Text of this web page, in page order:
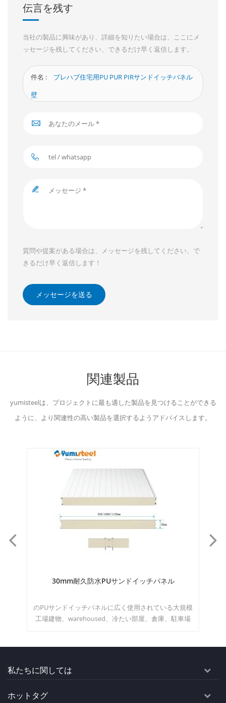
伝言を残す
当社の製品に興味があり、詳細を知りたい場合は、ここにメ
ッセージを残してください、できるだけ早く返信します。
件名 :
プレハブ住宅用PU PUR PIRサンドイッチパネル
壁
質問や提案がある場合は、メッセージを残してください、で
きるだけ早く返信します！
メッセージを送る
関連製品
yumisteelは、プロジェクトに最も適した製品を見つけることができる
ように、より関連性の高い製品を選択するようアドバイスします。
30mm耐久防水PUサンドイッチパネル
のPUサンドイッチパネルに広く使用されている大規模
工場建物、warehoused、冷たい部屋、倉庫、駐車場
私たちに関しては
ホットタグ